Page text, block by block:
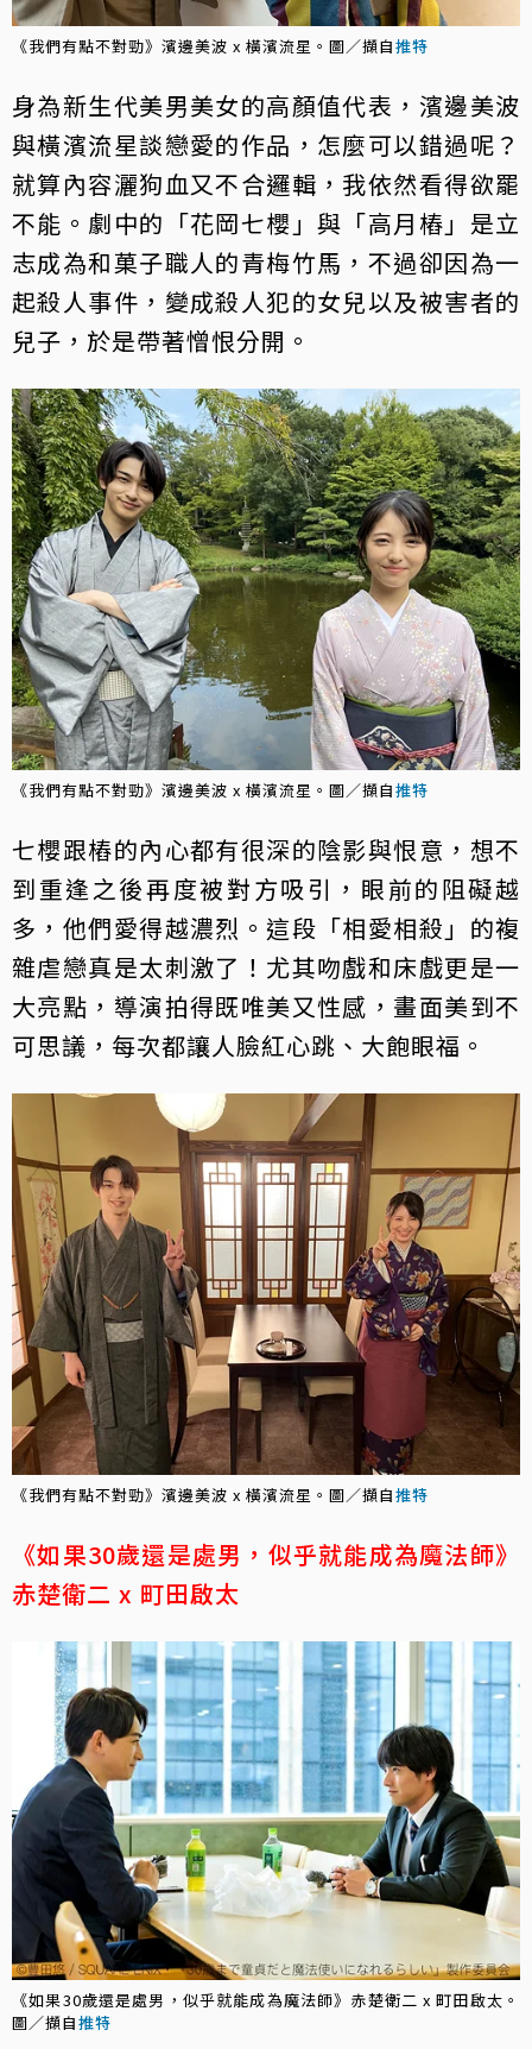
《我們有點不對勁》濱邊美波 x 橫濱流星。圖／擷自推特
身為新生代美男美女的高顏值代表，濱邊美波
與橫濱流星談戀愛的作品，怎麼可以錯過呢？
就算內容灑狗血又不合邏輯，我依然看得欲罷
不能。劇中的「花岡七櫻」與「高月樁」是立
志成為和菓子職人的青梅竹馬，不過卻因為一
起殺人事件，變成殺人犯的女兒以及被害者的
兒子，於是帶著憎恨分開。
《我們有點不對勁》濱邊美波 x 橫濱流星。圖／擷自推特
七櫻跟樁的內心都有很深的陰影與恨意，想不
到重逢之後再度被對方吸引，眼前的阻礙越
多，他們愛得越濃烈。這段「相愛相殺」的複
雜虐戀真是太刺激了！尤其吻戲和床戲更是一
大亮點，導演拍得既唯美又性感，畫面美到不
可思議，每次都讓人臉紅心跳、大飽眼福。
《我們有點不對勁》濱邊美波 x 橫濱流星。圖／擷自推特
《如果30歲還是處男，似乎就能成為魔法師》
赤楚衛二 x 町田啟太
《如果30歲還是處男，似乎就能成為魔法師》赤楚衛二 x 町田啟太。
圖／擷自推特